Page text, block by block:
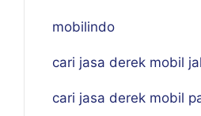
mobilindo
cari jasa derek mobil
cari jasa derek mobil